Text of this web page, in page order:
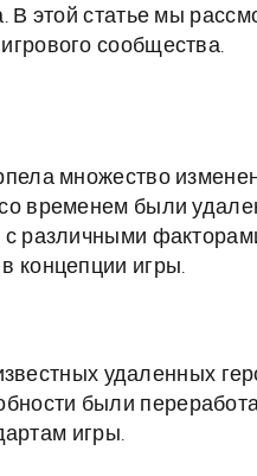
В этой статье мы
сообщества.
множество
временем были
различными
концепции игры.
удаленных
были
игры.